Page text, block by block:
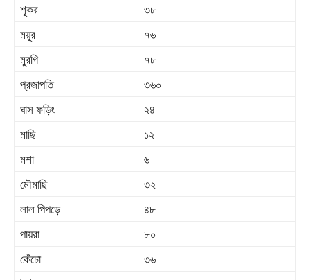
শূকর
৩৮
ময়ূর
৭৬
মুরগি
৭৮
প্রজাপতি
৩৬০
ঘাস ফড়িং
২৪
মাছি
১২
মশা
৬
মৌমাছি
৩২
লাল পিপড়ে
৪৮
পায়রা
৮০
কেঁচো
৩৬